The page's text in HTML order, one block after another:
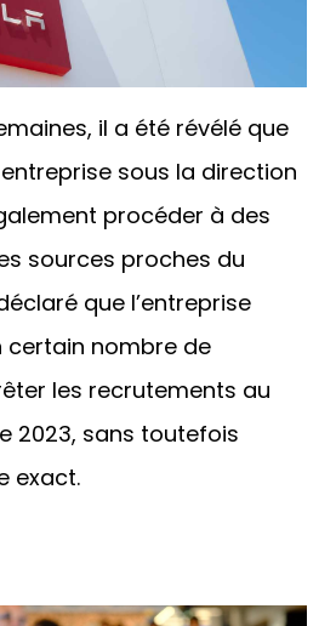
il a été révélé que
sous la direction
procéder à des
sources proches du
que l’entreprise
certain nombre de
les recrutements au
2023, sans toutefois
exact.